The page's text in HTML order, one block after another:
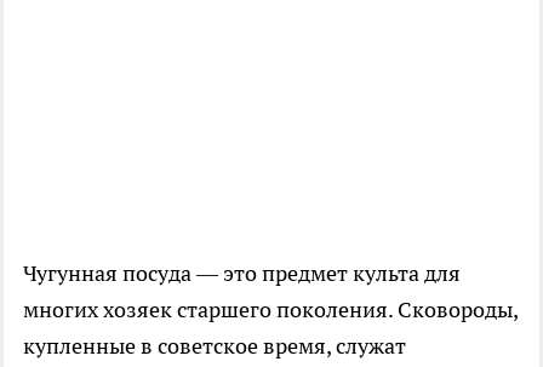
Чугунная посуда — это предмет культа для
многих хозяек старшего поколения. Сковороды,
купленные в советское время, служат